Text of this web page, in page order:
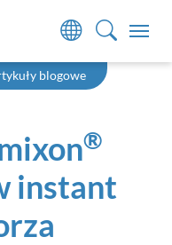
blogowe
®
instant